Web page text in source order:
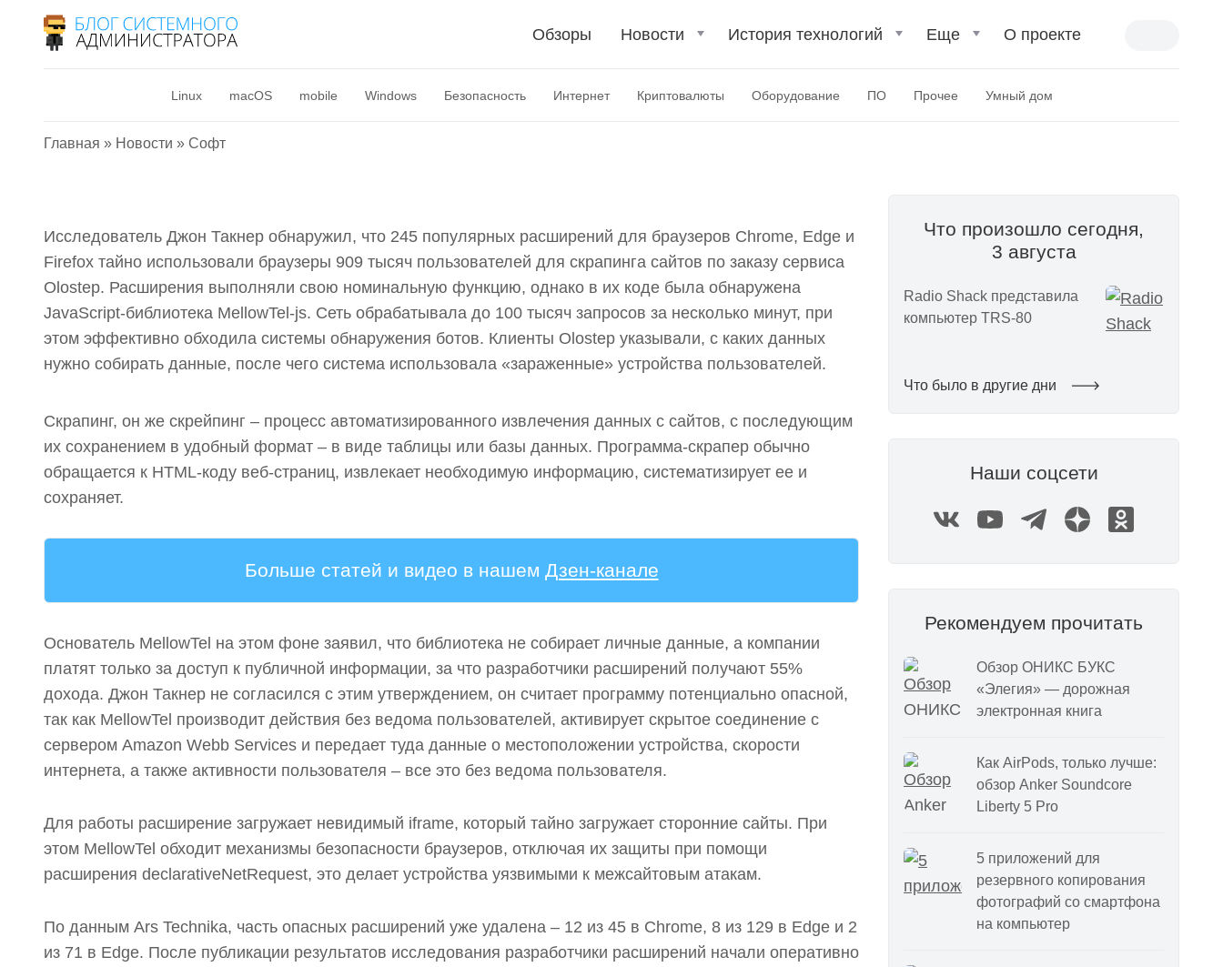
Обзоры Новости История технологий Еще О проекте
Linux macOS mobile Windows Безопасность Интернет Криптовалюты Оборудование ПО Прочее Умный дом
Главная » Новости » Софт
скрытого скрапинга сайтов через
вредоносные расширения
10 июля 2025
Исследователь Джон Такнер обнаружил, что 245 популярных расширений для браузеров Chrome, Edge и
Firefox тайно использовали браузеры 909 тысяч пользователей для скрапинга сайтов по заказу сервиса
Olostep. Расширения выполняли свою номинальную функцию, однако в их коде была обнаружена
JavaScript-библиотека MellowTel-js. Сеть обрабатывала до 100 тысяч запросов за несколько минут, при
этом эффективно обходила системы обнаружения ботов. Клиенты Olostep указывали, с каких данных
нужно собирать данные, после чего система использовала «зараженные» устройства пользователей.
Скрапинг, он же скрейпинг – процесс автоматизированного извлечения данных с сайтов, с последующим
их сохранением в удобный формат – в виде таблицы или базы данных. Программа-скрапер обычно
обращается к HTML-коду веб-страниц, извлекает необходимую информацию, систематизирует ее и
сохраняет.
Больше статей и видео в нашем Дзен-канале
Основатель MellowTel на этом фоне заявил, что библиотека не собирает личные данные, а компании
платят только за доступ к публичной информации, за что разработчики расширений получают 55%
дохода. Джон Такнер не согласился с этим утверждением, он считает программу потенциально опасной,
так как MellowTel производит действия без ведома пользователей, активирует скрытое соединение с
сервером Amazon Webb Services и передает туда данные о местоположении устройства, скорости
интернета, а также активности пользователя – все это без ведома пользователя.
Для работы расширение загружает невидимый iframe, который тайно загружает сторонние сайты. При
этом MellowTel обходит механизмы безопасности браузеров, отключая их защиты при помощи
расширения declarativeNetRequest, это делает устройства уязвимыми к межсайтовым атакам.
По данным Ars Technika, часть опасных расширений уже удалена – 12 из 45 в Chrome, 8 из 129 в Edge и 2
из 71 в Edge. После публикации результатов исследования разработчики расширений начали оперативно
Что произошло сегодня,
3 августа
Radio Shack представила
компьютер TRS-80
Что было в другие дни
Наши соцсети
Рекомендуем прочитать
Обзор ОНИКС БУКС
«Элегия» — дорожная
электронная книга
Как AirPods, только лучше:
обзор Anker Soundcore
Liberty 5 Pro
5 приложений для
резервного копирования
фотографий со смартфона
на компьютер